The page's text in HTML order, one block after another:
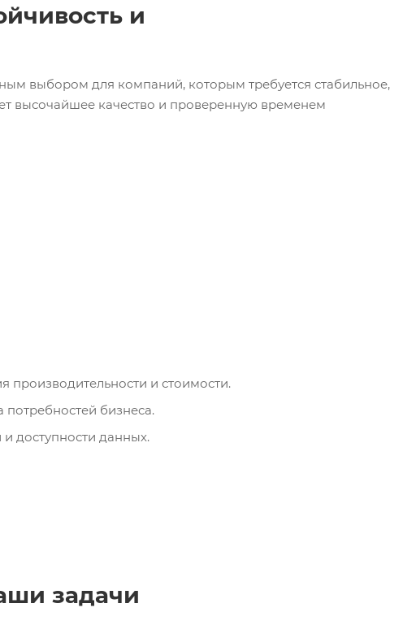
и
выбором для компаний, которым требуется стабильное,
высочайшее качество и проверенную временем
производительности и стоимости.
бизнеса.
доступности данных.
задачи